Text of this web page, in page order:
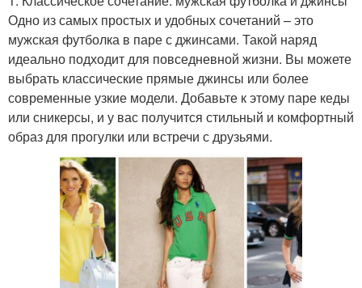
Одно из самых простых и удобных сочетаний – это
мужская футболка в паре с джинсами. Такой наряд
идеально подходит для повседневной жизни. Вы можете
выбрать классические прямые джинсы или более
современные узкие модели. Добавьте к этому паре кеды
или сникерсы, и у вас получится стильный и комфортный
образ для прогулки или встречи с друзьями.